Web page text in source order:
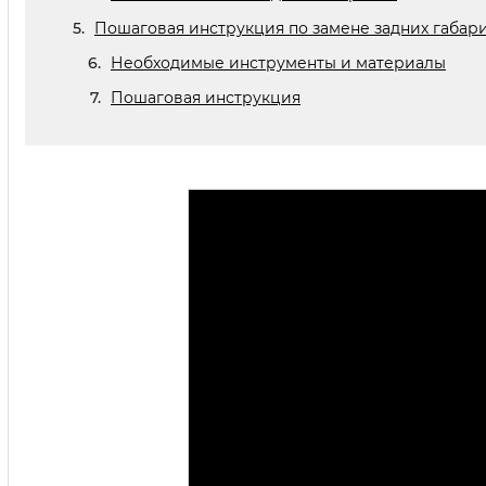
Пошаговая инструкция по замене задних
Необходимые инструменты и материалы
Пошаговая инструкция